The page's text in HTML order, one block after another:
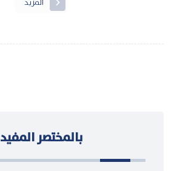
المزيد
بالمختصر المفيد